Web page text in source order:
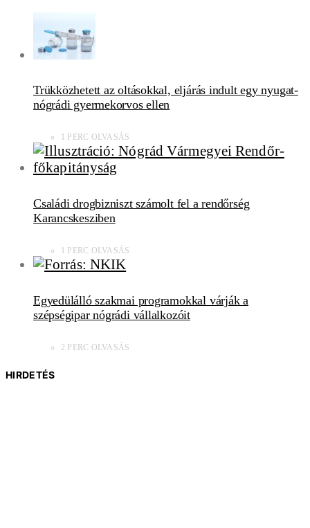
Trükközhetett az oltásokkal, eljárás indult egy nyugat-
nógrádi gyermekorvos ellen
1 PERC OLVASÁS
Családi drogbizniszt számolt fel a rendőrség
Karancskesziben
1 PERC OLVASÁS
Egyedülálló szakmai programokkal várják a
szépségipar nógrádi vállalkozóit
2 PERC OLVASÁS
HIRDETÉS